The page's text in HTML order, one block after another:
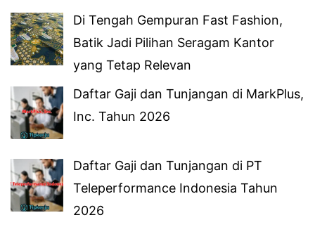
Di Tengah Gempuran Fast Fashion,
Batik Jadi Pilihan Seragam Kantor
yang Tetap Relevan
Daftar Gaji dan Tunjangan di MarkPlus,
Inc. Tahun 2026
Daftar Gaji dan Tunjangan di PT
Teleperformance Indonesia Tahun
2026